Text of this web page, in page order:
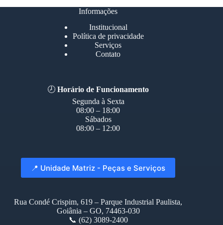
Informações
Institucional
Política de privacidade
Serviços
Contato
🕗Horário de Funcionamento
Segunda à Sexta
08:00 – 18:00
Sábados
08:00 – 12:00
📍 Unidade Matriz - Peças e Serviços
Rua Condé Crispim, 619 – Parque Industrial Paulista,
Goiânia – GO, 74463-030
📞 (62) 3089-2400